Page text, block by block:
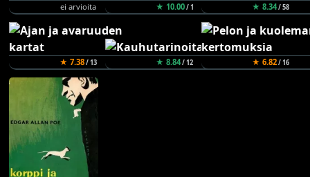
ei arvioita ★ 10.00/ 1 ★ 8.34/ 58
★ 7.38/ 13 ★ 8.84/ 12 ★ 6.82/ 16